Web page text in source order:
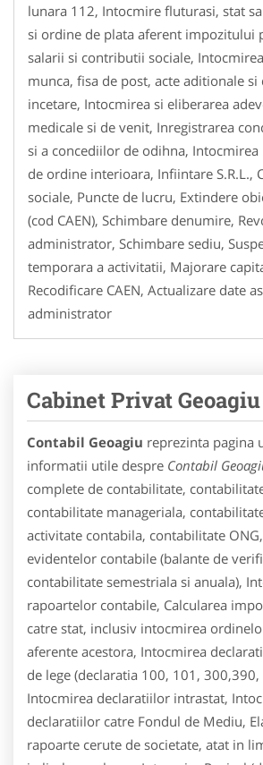
lunara 112, Intocmire fluturasi, stat
si ordine de plata aferent impozitului
salarii si contributii sociale,
munca, fisa de post, acte aditionale si
incetare, Intocmirea si eliberarea
medicale si de venit, Inregistrarea
si a concediilor de odihna,
de ordine interioara, Infiintare S.R.L.,
sociale, Puncte de lucru, Extindere
(cod CAEN), Schimbare denumire,
administrator, Schimbare sediu,
temporara a activitatii, Majorare
Recodificare CAEN, Actualizare date
administrator
Cabinet Privat Geoagiu
Contabil Geoagiu reprezinta pagina
informatii utile despre Contabil
complete de contabilitate,
contabilitate manageriala,
activitate contabila, contabilitate
evidentelor contabile (balante de
contabilitate semestriala si anuala),
rapoartelor contabile, Calcularea
catre stat, inclusiv intocmirea
aferente acestora, Intocmirea
de lege (declaratia 100, 101, 300,390,
Intocmirea declaratiilor intrastat,
declaratiilor catre Fondul de Mediu,
rapoarte cerute de societate, atat in